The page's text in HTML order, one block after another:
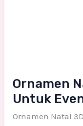
Ornamen
Untuk
Ornamen Natal